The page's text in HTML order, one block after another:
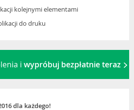
kolejnymi elementami
do druku
i wypróbuj bezpłatnie teraz
dla każdego!